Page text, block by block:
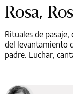
Rosa,
Rituales de
del levantamiento
padre. Luchar,